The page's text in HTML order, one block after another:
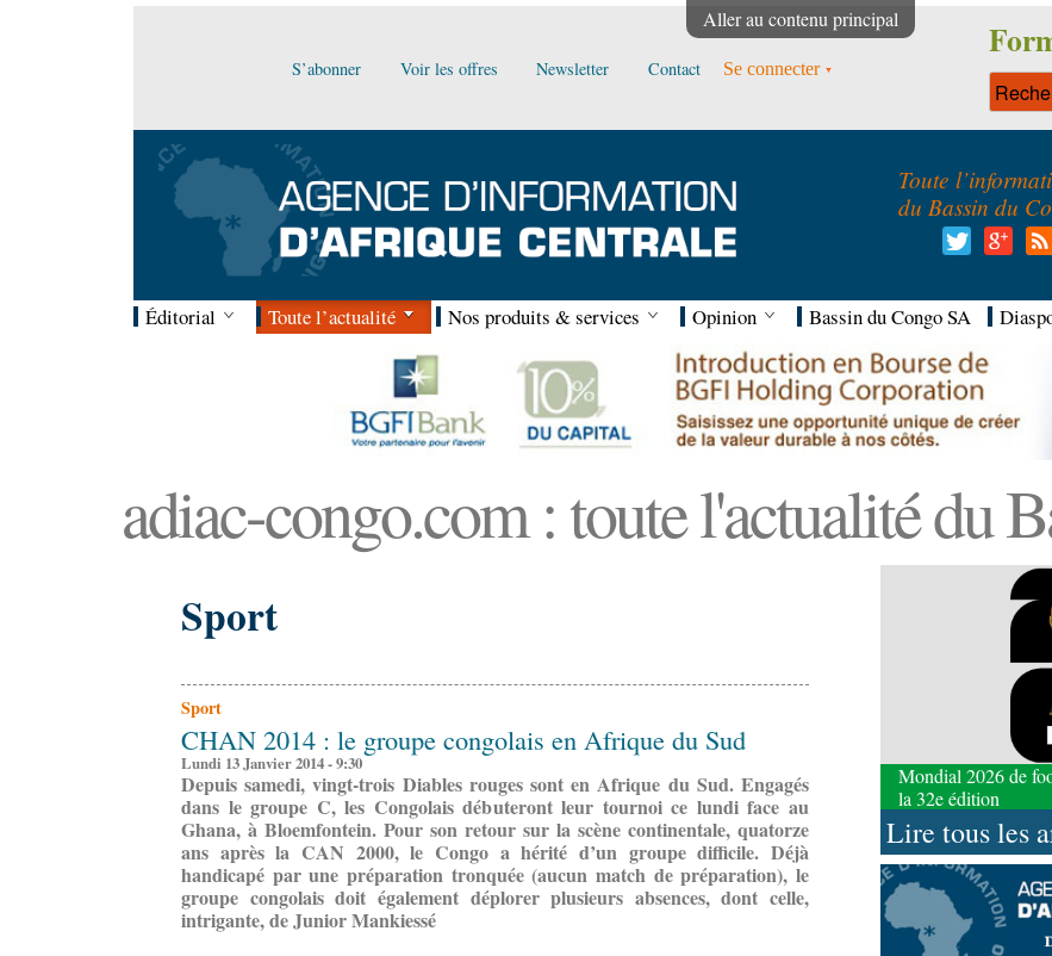
Aller au contenu principal
S’abonner Voir les offres Newsletter Contact Se connecter
Toute
du Bassin du
Éditorial Toute l’actualité Nos produits & services Opinion Bassin du Congo SA
adiac-congo.com : toute l'actualité du
Sport
Sport
CHAN 2014 : le groupe congolais en Afrique du Sud
Lundi 13 Janvier 2014 - 9:30
Depuis samedi, vingt-trois Diables rouges sont en Afrique du Sud. Engagés
dans le groupe C, les Congolais débuteront leur tournoi ce lundi face au
Ghana, à Bloemfontein. Pour son retour sur la scène continentale, quatorze
ans après la CAN 2000, le Congo a hérité d’un groupe difficile. Déjà
handicapé par une préparation tronquée (aucun match de préparation), le
groupe congolais doit également déplorer plusieurs absences, dont celle,
intrigante, de Junior Mankiessé
Mondial 2026 de
la 32e édition
Lire tous les